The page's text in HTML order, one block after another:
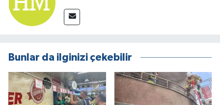
Bunlar da ilginizi çekebilir